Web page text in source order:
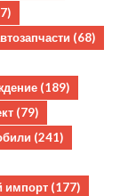
(68)
(189)
(79)
(241)
импорт (177)